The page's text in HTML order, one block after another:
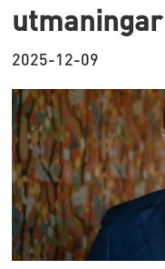
utmaningar
2025-12-09